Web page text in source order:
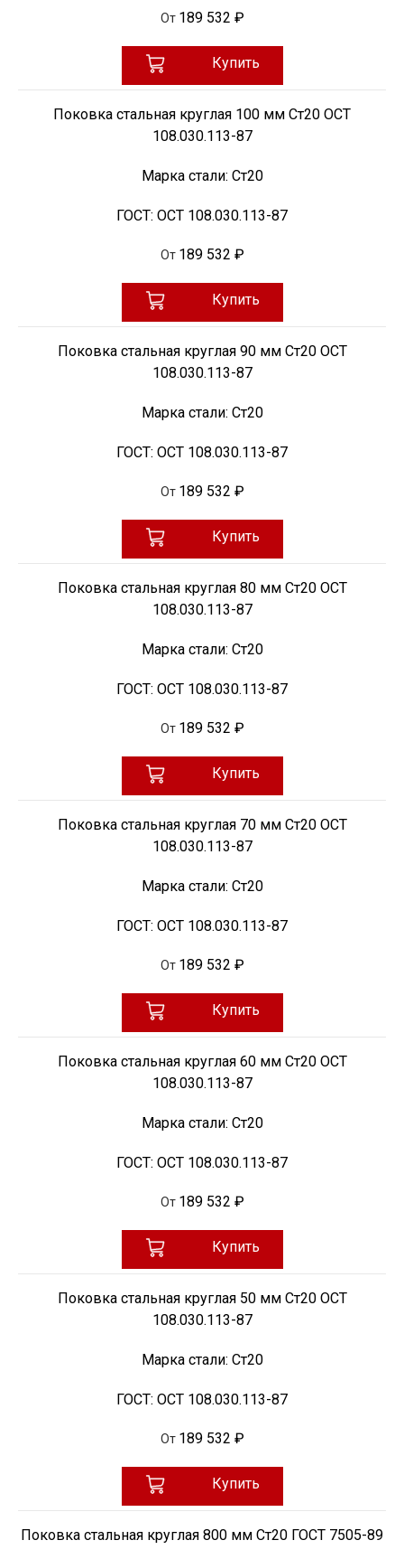
От 189 532 ₽
Купить
Поковка стальная круглая 100 мм Ст20 ОСТ
108.030.113-87
Марка стали: Ст20
ГОСТ: ОСТ 108.030.113-87
От 189 532 ₽
Купить
Поковка стальная круглая 90 мм Ст20 ОСТ
108.030.113-87
Марка стали: Ст20
ГОСТ: ОСТ 108.030.113-87
От 189 532 ₽
Купить
Поковка стальная круглая 80 мм Ст20 ОСТ
108.030.113-87
Марка стали: Ст20
ГОСТ: ОСТ 108.030.113-87
От 189 532 ₽
Купить
Поковка стальная круглая 70 мм Ст20 ОСТ
108.030.113-87
Марка стали: Ст20
ГОСТ: ОСТ 108.030.113-87
От 189 532 ₽
Купить
Поковка стальная круглая 60 мм Ст20 ОСТ
108.030.113-87
Марка стали: Ст20
ГОСТ: ОСТ 108.030.113-87
От 189 532 ₽
Купить
Поковка стальная круглая 50 мм Ст20 ОСТ
108.030.113-87
Марка стали: Ст20
ГОСТ: ОСТ 108.030.113-87
От 189 532 ₽
Купить
Поковка стальная круглая 800 мм Ст20 ГОСТ 7505-89